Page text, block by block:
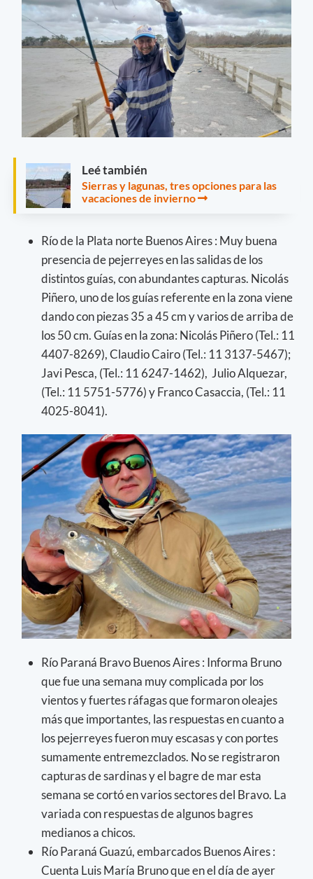
Leé también
Sierras y lagunas, tres opciones para las
vacaciones de invierno
Río de la Plata norte Buenos Aires : Muy buena
presencia de pejerreyes en las salidas de los
distintos guías, con abundantes capturas. Nicolás
Piñero, uno de los guías referente en la zona viene
dando con piezas 35 a 45 cm y varios de arriba de
los 50 cm. Guías en la zona: Nicolás Piñero (Tel.: 11
4407-8269), Claudio Cairo (Tel.: 11 3137-5467);
Javi Pesca, (Tel.: 11 6247-1462), Julio Alquezar,
(Tel.: 11 5751-5776) y Franco Casaccia, (Tel.: 11
4025-8041).
Río Paraná Bravo Buenos Aires : Informa Bruno
que fue una semana muy complicada por los
vientos y fuertes ráfagas que formaron oleajes
más que importantes, las respuestas en cuanto a
los pejerreyes fueron muy escasas y con portes
sumamente entremezclados. No se registraron
capturas de sardinas y el bagre de mar esta
semana se cortó en varios sectores del Bravo. La
variada con respuestas de algunos bagres
medianos a chicos.
Río Paraná Guazú, embarcados Buenos Aires :
Cuenta Luis María Bruno que en el día de ayer